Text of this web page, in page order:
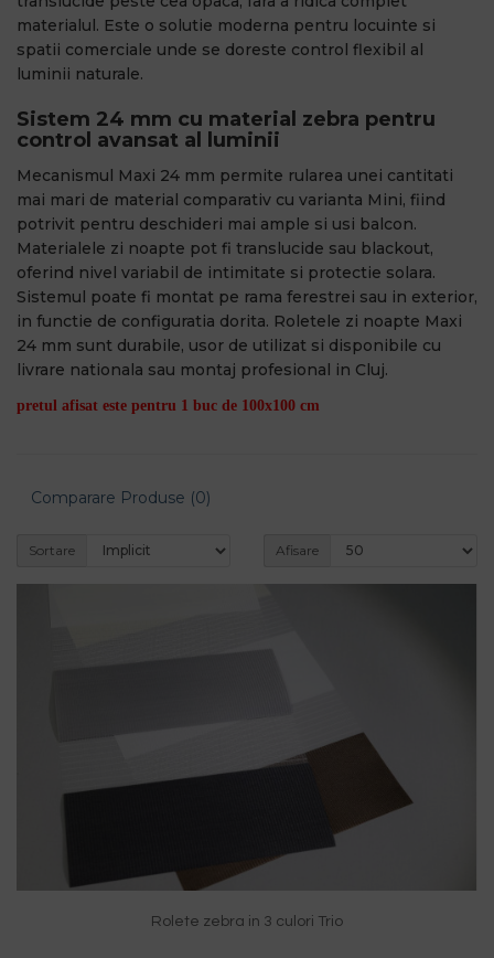
materialul. Este o solutie moderna pentru locuinte si
spatii comerciale unde se doreste control flexibil al
luminii naturale.
Sistem 24 mm cu material zebra pentru
control avansat al luminii
Mecanismul Maxi 24 mm permite rularea unei cantitati
mai mari de material comparativ cu varianta Mini, fiind
potrivit pentru deschideri mai ample si usi balcon.
Materialele zi noapte pot fi translucide sau blackout,
oferind nivel variabil de intimitate si protectie solara.
Sistemul poate fi montat pe rama ferestrei sau in exterior,
in functie de configuratia dorita. Roletele zi noapte Maxi
24 mm sunt durabile, usor de utilizat si disponibile cu
livrare nationala sau montaj profesional in Cluj.
pretul afisat este pentru 1 buc de 100x100 cm
Comparare Produse (0)
Sortare Afisare
Rolete zebra in 3 culori Trio